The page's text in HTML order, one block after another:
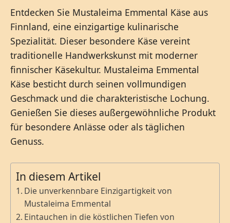
Entdecken Sie Mustaleima Emmental Käse aus
Finnland, eine einzigartige kulinarische
Spezialität. Dieser besondere Käse vereint
traditionelle Handwerkskunst mit moderner
finnischer Käsekultur. Mustaleima Emmental
Käse besticht durch seinen vollmundigen
Geschmack und die charakteristische Lochung.
Genießen Sie dieses außergewöhnliche Produkt
für besondere Anlässe oder als täglichen
Genuss.
In diesem Artikel
Die unverkennbare Einzigartigkeit von
Mustaleima Emmental
Eintauchen in die köstlichen Tiefen von